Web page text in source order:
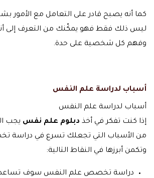
كما أنه يصبح قادر على التعامل مع الأمور
ليس ذلك فقط فهو يمكّنك من التعرف إلى
وفهم كل شخصية على حدة.
أسباب لدراسة علم النفس
أسباب لدراسة علم النفس
إذا كنت تفكر في أخذ دبلوم علم نفس يجب
من الأسباب التي تجعلك تسرع في دراسة
وتكمن أبرزها في النقاط التالية:
دراسة تخصص علم النفس سوف